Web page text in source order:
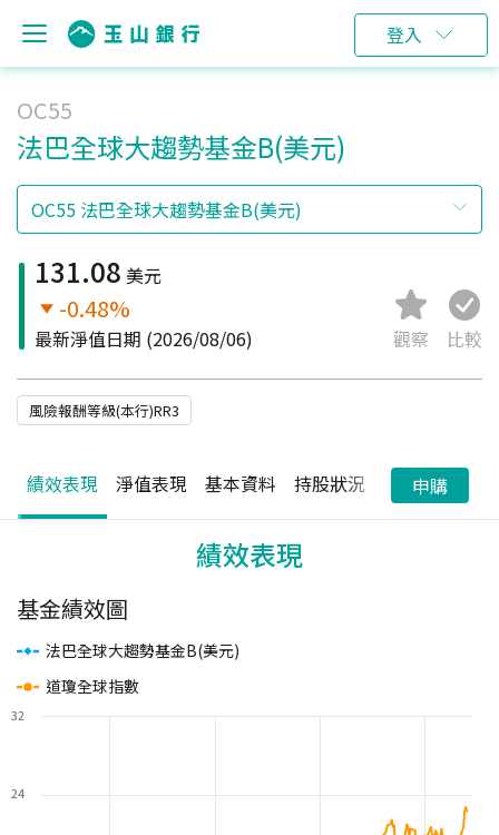
登入
OC55
法巴全球大趨勢基金B(美元)
131.08 美元
-0.48%
最新淨值日期 (2026/08/06) 觀察 比較
風險報酬等級(本行)RR3
績效表現 淨值表現 基本資料 持股狀況 配息狀況
申購
績效表現
基金績效圖
法巴全球大趨勢基金B(美元)
道瓊全球指數
24
32